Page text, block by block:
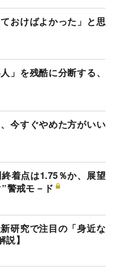
おけばよかった」と思
」を残酷に分断する、
今すぐやめた方がいい
着点は1.75％か、展望
警戒モ－ド
研究で注目の「身近な
】